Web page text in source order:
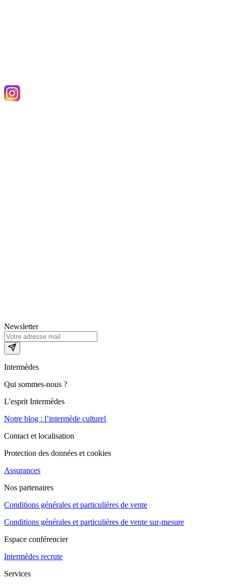
Newsletter
Intermèdes
Qui sommes-nous ?
L'esprit Intermèdes
Notre blog : l’intermède culturel
Contact et localisation
Protection des données et cookies
Assurances
Nos partenaires
Conditions générales et particulières de vente
Conditions générales et particulières de vente sur-mesure
Espace conférencier
Intermèdes recrute
Services